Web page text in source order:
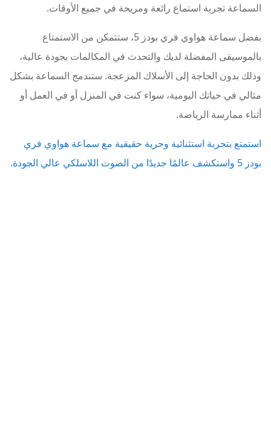
السماعة تجربة استماع رائعة ومريحة في جميع الأوقات.
بفضل سماعة هواوي فري بودز 5، ستتمكن من الاستمتاع
بالموسيقى المفضلة لديك والتحدث في المكالمات بجودة عالية،
وذلك بدون الحاجة إلى الأسلاك المزعجة. ستندمج السماعة بشكل
مثالي في حياتك اليومية، سواء كنت في المنزل أو في العمل أو
أثناء ممارسة الرياضة.
استمتع بتجربة استثنائية وحرية حقيقية مع سماعة هواوي فري
بودز 5 واستكشف عالمًا جديدًا من الصوت اللاسلكي عالي الجودة.